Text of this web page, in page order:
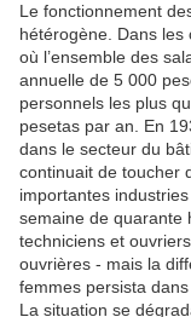
Le fonctionnement
hétérogène. Dans les
où l’ensemble des
annuelle de 5 000
personnels les plus
pesetas par an. En
dans le secteur du
continuait de toucher
importantes
semaine de quarante
techniciens et
ouvrières - mais la
femmes persista
La situation se